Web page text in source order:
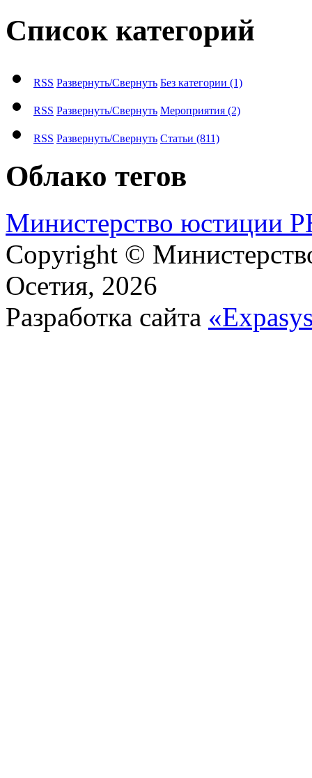
Список категорий
RSS Развернуть/Свернуть Без категории (1)
RSS Развернуть/Свернуть Мероприятия (2)
RSS Развернуть/Свернуть Статьи (811)
Облако тегов
М​и​н​и​с​т​е​р​с​т​в​о​ ​ю​с​т​и​ц​и​и​
Copyright ©
Осетия, 2026
Разработка сайта